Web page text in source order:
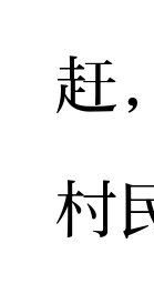
赶
村